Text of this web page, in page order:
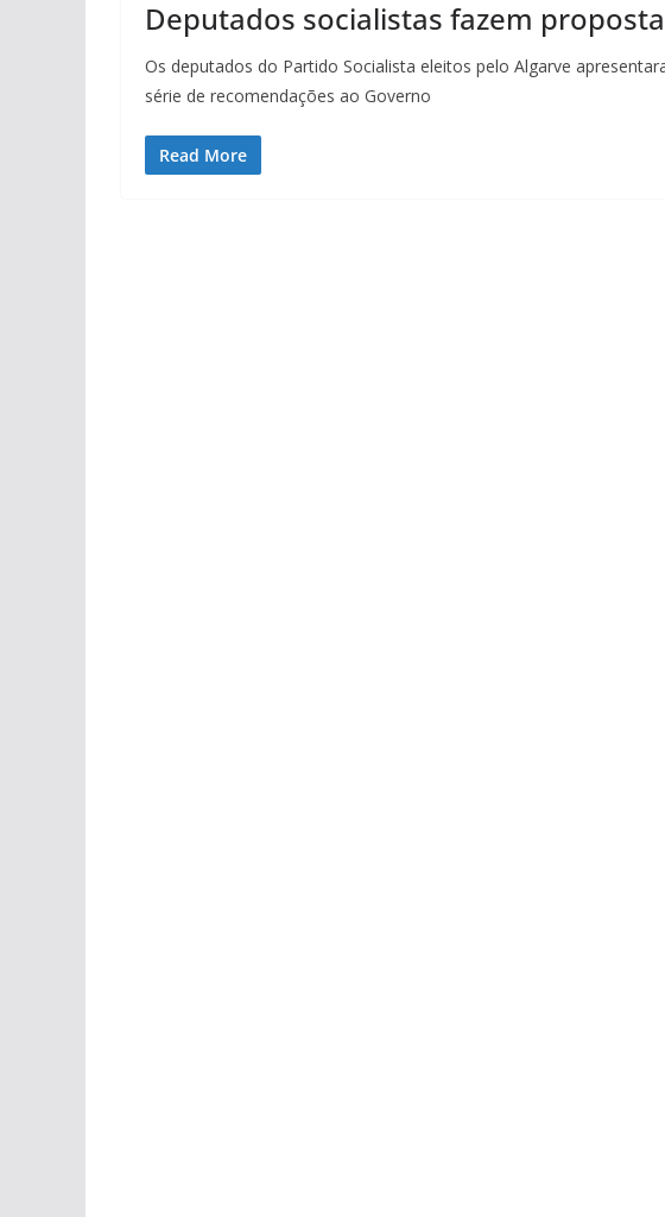
Deputados socialistas fazem
Os deputados do Partido Socialista eleitos pelo Algarve
série de recomendações ao Governo
Read More